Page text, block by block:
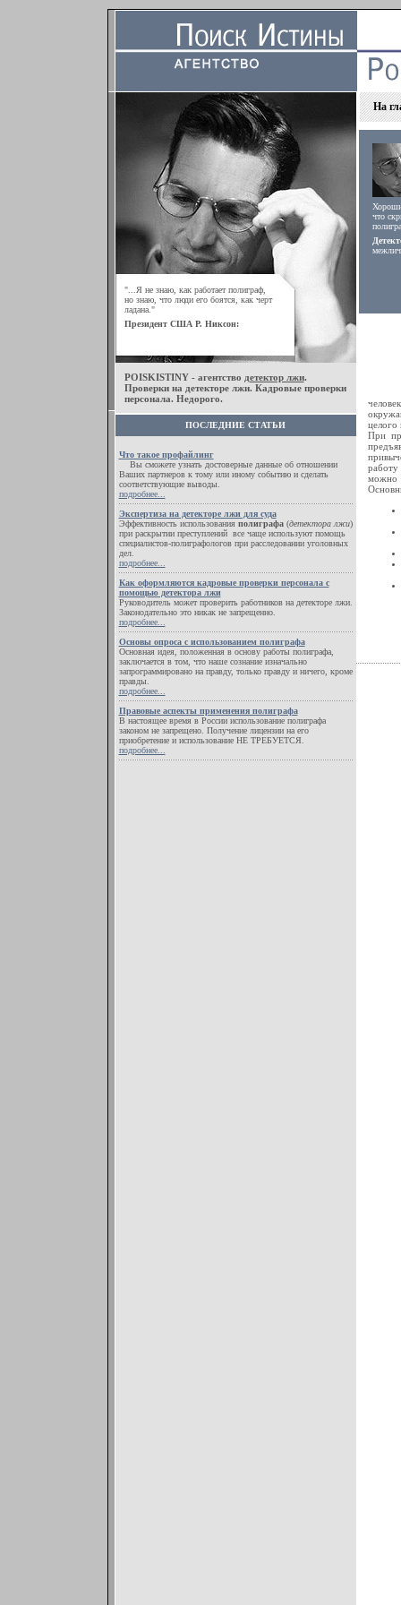
"...Я не знаю, как работает полиграф,
но знаю, что люди его боятся, как черт
ладана."
Президент США Р. Никсон:
POISKISTINY - агентство детектор лжи.
Проверки на детекторе лжи. Кадровые проверки
персонала. Недорого.
ПОСЛЕДНИЕ СТАТЬИ
Что такое профайлинг
Вы сможете узнать достоверные данные об отношении
Ваших партнеров к тому или иному событию и сделать
соответствующие выводы.
подробнее...
Экспертиза на детекторе лжи для суда
Эффективность использования полиграфа(детектора лжи)
при раскрытии преступлений все чаще используют помощь
специалистов-полиграфологов при расследовании уголовных
дел.
подробнее...
Как оформляются кадровые проверки персонала с
помощью детектора лжи
Руководитель может проверить работников на детекторе лжи.
Законодательно это никак не запрещенно.
подробнее...
Основы опроса с использованием полиграфа
Основная идея, положенная в основу работы полиграфа,
заключается в том, что наше сознание изначально
запрограммировано на правду, только правду и ничего, кроме
правды.
подробнее...
Правовые аспекты применения полиграфа
В настоящее время в России использование полиграфа
законом не запрещено. Получение лицензии на его
приобретение и использование НЕ ТРЕБУЕТСЯ.
подробнее...
На
что
целого
При
можно